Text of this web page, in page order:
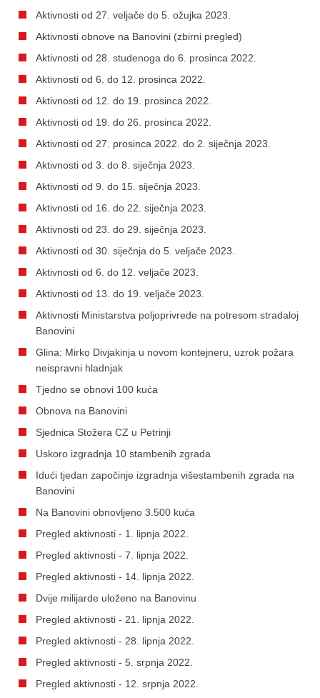
Aktivnosti od 27. veljače do 5. ožujka 2023.
Aktivnosti obnove na Banovini (zbirni pregled)
Aktivnosti od 28. studenoga do 6. prosinca 2022.
Aktivnosti od 6. do 12. prosinca 2022.
Aktivnosti od 12. do 19. prosinca 2022.
Aktivnosti od 19. do 26. prosinca 2022.
Aktivnosti od 27. prosinca 2022. do 2. siječnja 2023.
Aktivnosti od 3. do 8. siječnja 2023.
Aktivnosti od 9. do 15. siječnja 2023.
Aktivnosti od 16. do 22. siječnja 2023.
Aktivnosti od 23. do 29. siječnja 2023.
Aktivnosti od 30. siječnja do 5. veljače 2023.
Aktivnosti od 6. do 12. veljače 2023.
Aktivnosti od 13. do 19. veljače 2023.
Aktivnosti Ministarstva poljoprivrede na potresom stradaloj
Banovini
Glina: Mirko Divjakinja u novom kontejneru, uzrok požara
neispravni hladnjak
Tjedno se obnovi 100 kuća
Obnova na Banovini
Sjednica Stožera CZ u Petrinji
Uskoro izgradnja 10 stambenih zgrada
Idući tjedan započinje izgradnja višestambenih zgrada na
Banovini
Na Banovini obnovljeno 3.500 kuća
Pregled aktivnosti - 1. lipnja 2022.
Pregled aktivnosti - 7. lipnja 2022.
Pregled aktivnosti - 14. lipnja 2022.
Dvije milijarde uloženo na Banovinu
Pregled aktivnosti - 21. lipnja 2022.
Pregled aktivnosti - 28. lipnja 2022.
Pregled aktivnosti - 5. srpnja 2022.
Pregled aktivnosti - 12. srpnja 2022.